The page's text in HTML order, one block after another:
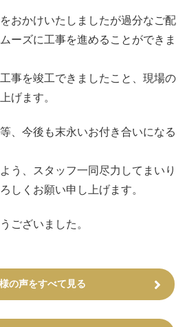
おかけいたしましたが過分なご配
ーズに工事を進めることができま
事を竣工できましたこと、現場の
げます。
、今後も末永いお付き合いになる
う、スタッフ一同尽力してまいり
しくお願い申し上げます。
ございました。
の声をすべて見る